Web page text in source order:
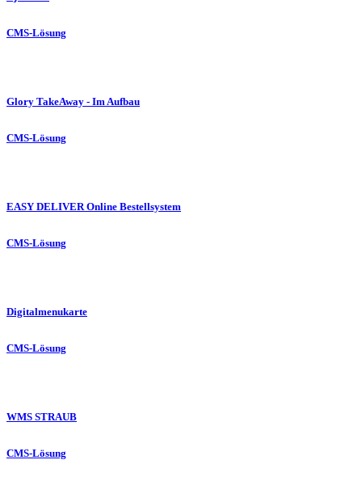
CMS-Lösung
Glory TakeAway - Im Aufbau
CMS-Lösung
EASY DELIVER Online Bestellsystem
CMS-Lösung
Digitalmenukarte
CMS-Lösung
WMS STRAUB
CMS-Lösung